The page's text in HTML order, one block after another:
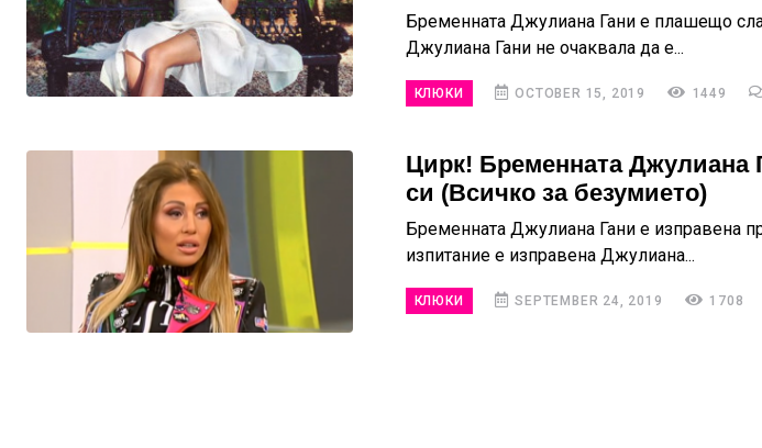
Бременната Джулиана Гани е плашещо
Джулиана Гани не очаквала да е...
КЛЮКИ OCTOBER 15, 2019 1449
Цирк! Бременната Джулиана
си (Всичко за безумието)
Бременната Джулиана Гани е изправена
изпитание е изправена Джулиана...
КЛЮКИ SEPTEMBER 24, 2019 1708